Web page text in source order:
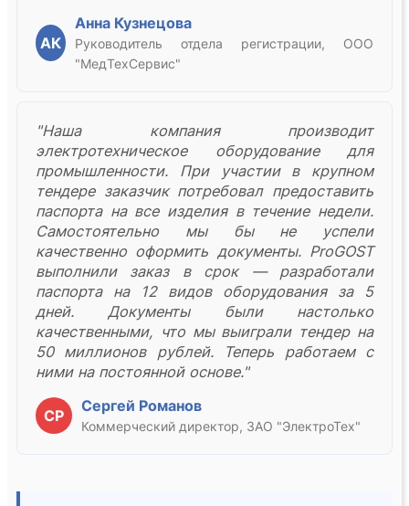
АК
Анна Кузнецова
Руководитель отдела регистрации, ООО
"МедТехСервис"
"Наша компания производит
электротехническое оборудование для
промышленности. При участии в крупном
тендере заказчик потребовал предоставить
паспорта на все изделия в течение недели.
Самостоятельно мы бы не успели
качественно оформить документы. ProGOST
выполнили заказ в срок — разработали
паспорта на 12 видов оборудования за 5
дней. Документы были настолько
качественными, что мы выиграли тендер на
50 миллионов рублей. Теперь работаем с
ними на постоянной основе."
СР
Сергей Романов
Коммерческий директор, ЗАО "ЭлектроТех"